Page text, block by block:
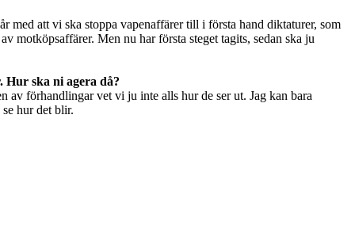
att vi ska stoppa vapenaffärer till i första hand diktaturer, som
motköpsaffärer. Men nu har första steget tagits, sedan ska ju
Hur ska ni agera då?
av förhandlingar vet vi ju inte alls hur de ser ut. Jag kan bara
hur det blir.